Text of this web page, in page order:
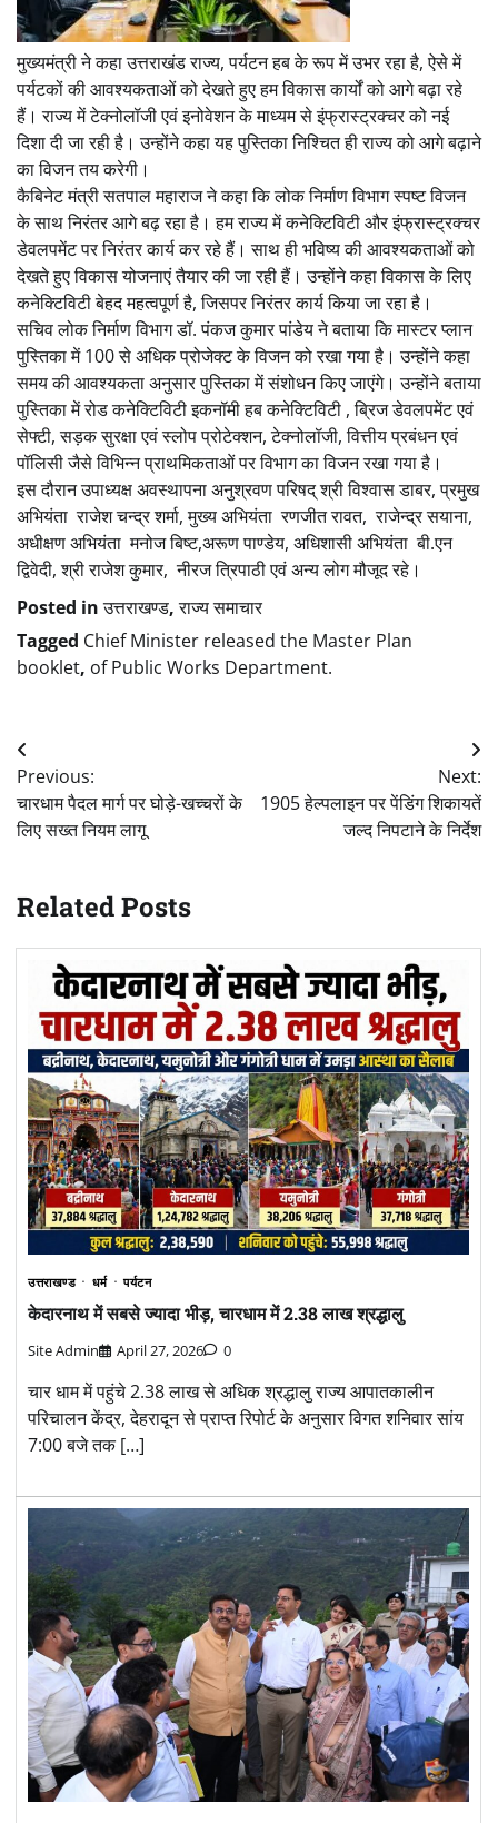
मुख्यमंत्री ने कहा उत्तराखंड राज्य, पर्यटन हब के रूप में उभर रहा है, ऐसे में
पर्यटकों की आवश्यकताओं को देखते हुए हम विकास कार्यों को आगे बढ़ा रहे
हैं। राज्य में टेक्नोलॉजी एवं इनोवेशन के माध्यम से इंफ्रास्ट्रक्चर को नई
दिशा दी जा रही है। उन्होंने कहा यह पुस्तिका निश्चित ही राज्य को आगे बढ़ाने
का विजन तय करेगी।
कैबिनेट मंत्री सतपाल महाराज ने कहा कि लोक निर्माण विभाग स्पष्ट विजन
के साथ निरंतर आगे बढ़ रहा है। हम राज्य में कनेक्टिविटी और इंफ्रास्ट्रक्चर
डेवलपमेंट पर निरंतर कार्य कर रहे हैं। साथ ही भविष्य की आवश्यकताओं को
देखते हुए विकास योजनाएं तैयार की जा रही हैं। उन्होंने कहा विकास के लिए
कनेक्टिविटी बेहद महत्वपूर्ण है, जिसपर निरंतर कार्य किया जा रहा है।
सचिव लोक निर्माण विभाग डॉ. पंकज कुमार पांडेय ने बताया कि मास्टर प्लान
पुस्तिका में 100 से अधिक प्रोजेक्ट के विजन को रखा गया है। उन्होंने कहा
समय की आवश्यकता अनुसार पुस्तिका में संशोधन किए जाएंगे। उन्होंने बताया
पुस्तिका में रोड कनेक्टिविटी इकनॉमी हब कनेक्टिविटी , ब्रिज डेवलपमेंट एवं
सेफ्टी, सड़क सुरक्षा एवं स्लोप प्रोटेक्शन, टेक्नोलॉजी, वित्तीय प्रबंधन एवं
पॉलिसी जैसे विभिन्न प्राथमिकताओं पर विभाग का विजन रखा गया है।
इस दौरान उपाध्यक्ष अवस्थापना अनुश्रवण परिषद् श्री विश्वास डाबर, प्रमुख
अभियंता राजेश चन्द्र शर्मा, मुख्य अभियंता रणजीत रावत, राजेन्द्र सयाना,
अधीक्षण अभियंता मनोज बिष्ट,अरूण पाण्डेय, अधिशासी अभियंता बी.एन
द्विवेदी, श्री राजेश कुमार, नीरज त्रिपाठी एवं अन्य लोग मौजूद रहे।
Posted inउत्तराखण्ड,राज्य समाचार
Tagged Chief Minister released the Master Plan
booklet, of Public Works Department.
Post
navigation
Previous:
चारधाम पैदल मार्ग पर घोड़े-खच्चरों के
लिए सख्त नियम लागू
Next:
1905 हेल्पलाइन पर पेंडिंग शिकायतें
जल्द निपटाने के निर्देश
Related Posts
उत्तराखण्ड धर्म पर्यटन
केदारनाथ में सबसे ज्यादा भीड़, चारधाम में 2.38 लाख श्रद्धालु
Site Admin April 27, 2026 0
चार धाम में पहुंचे 2.38 लाख से अधिक श्रद्धालु राज्य आपातकालीन
परिचालन केंद्र, देहरादून से प्राप्त रिपोर्ट के अनुसार विगत शनिवार सांय
7:00 बजे तक […]